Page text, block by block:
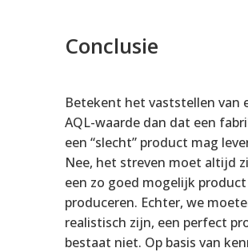
Conclusie
Betekent het vaststellen van
AQL-waarde dan dat een
een “slecht” product mag
Nee, het streven moet altijd
een zo goed mogelijk
produceren. Echter, we
realistisch zijn, een perfect
bestaat niet. Op basis van